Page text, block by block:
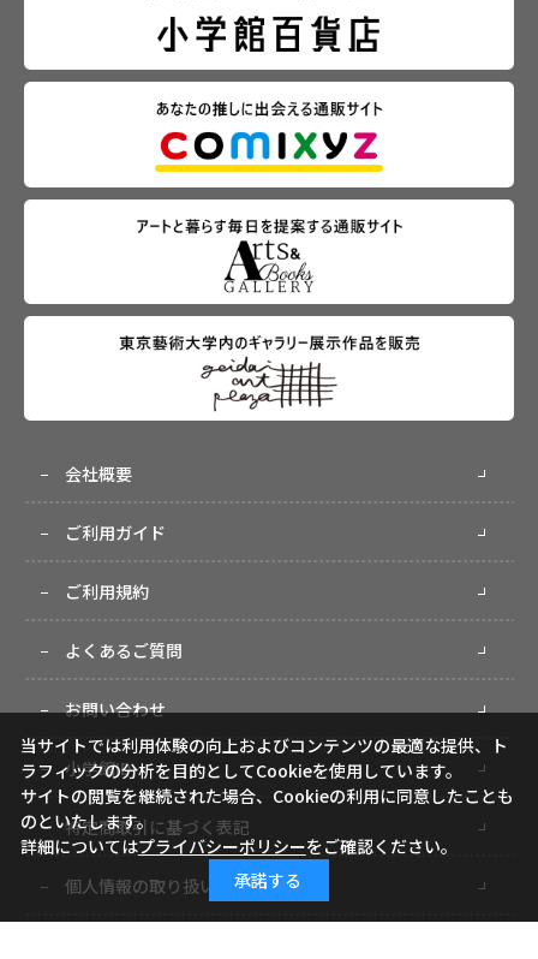
会社概要
ご利用ガイド
ご利用規約
よくあるご質問
お問い合わせ
小学館ID
特定商取引に基づく表記
個人情報の取り扱いについて
当サイトでは利用体験の向上およびコンテンツの最適な提供、ト
ラフィックの分析を目的としてCookieを使用しています。
サイトの閲覧を継続された場合、Cookieの利用に同意したことも
のといたします。
詳細についてはプライバシーポリシーをご確認ください。
承諾する